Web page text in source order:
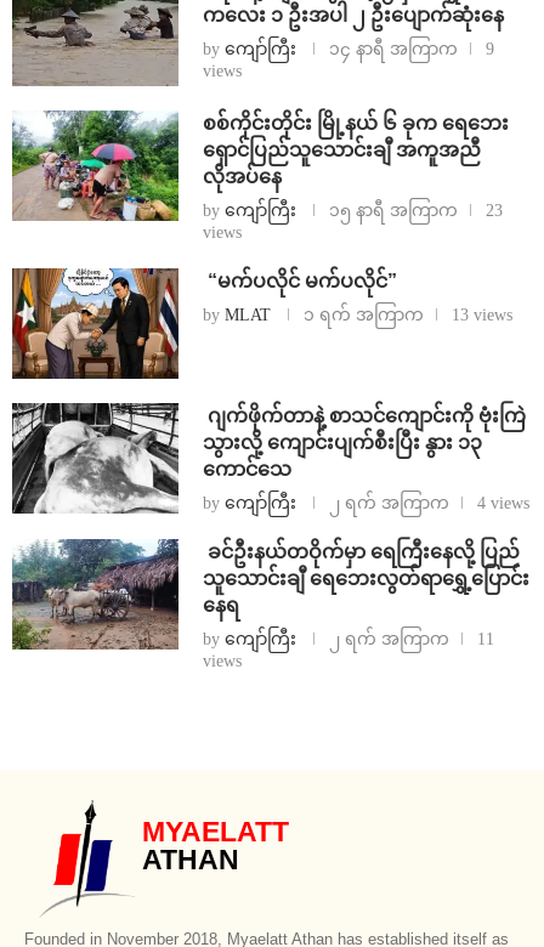
ကလေး ၁ ဦးအပါ ၂ ဦးပျောက်ဆုံးနေ
by ကျော်ကြီး ၁၄ နာရီ အကြာက
9
views
စစ်ကိုင်းတိုင်း မြို့နယ် ၆ ခုက ရေဘေး
ရှောင်ပြည်သူသောင်းချီ အကူအညီ
လိုအပ်နေ
by ကျော်ကြီး ၁၅ နာရီ အကြာက
23
views
⁨ ⁨“မက်ပလိုင် မက်ပလိုင်”
by MLAT ၁ ရက် အကြာက 13 views
⁨⁩ ⁨ဂျက်ဖိုက်တာနဲ့ စာသင်ကျောင်းကို ဗုံးကြဲ
သွားလို့ ကျောင်းပျက်စီးပြီး နွား ၁၃
ကောင်သေ
by ကျော်ကြီး ၂ ရက် အကြာက 4 views
⁩ ⁨ခင်ဦးနယ်တဝိုက်မှာ ရေကြီးနေလို့ ပြည်
သူသောင်းချီ ရေဘေးလွတ်ရာရွှေ့ပြောင်း
နေရ
by ကျော်ကြီး ၂ ရက် အကြာက
11
views
MYAELATT
ATHAN
Founded in November 2018, Myaelatt Athan has established itself as